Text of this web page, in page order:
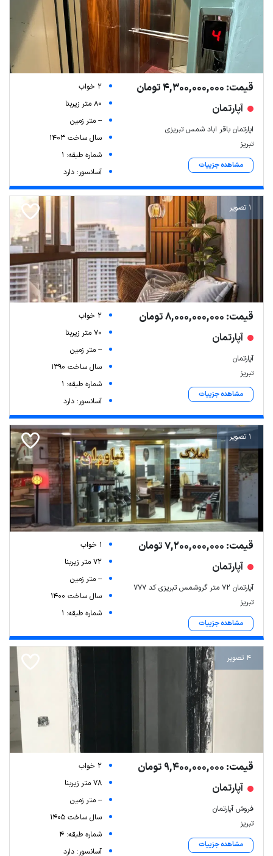
قیمت: 4,300,000,000 تومان
آپارتمان
اپارتمان باقر اباد شمس تبریزی
تبریز
مشاهده جزییات
2 خواب
80 متر زیربنا
-- متر زمین
سال ساخت 1403
شماره طبقه: 1
آسانسور: دارد
1 تصویر
قیمت: 8,000,000,000 تومان
آپارتمان
آپارتمان
تبریز
مشاهده جزییات
2 خواب
70 متر زیربنا
-- متر زمین
سال ساخت 1390
شماره طبقه: 1
آسانسور: دارد
1 تصویر
قیمت: 7,200,000,000 تومان
آپارتمان
آپارتمان 72 متر گروشمس تبریزی کد 777
تبریز
مشاهده جزییات
1 خواب
72 متر زیربنا
-- متر زمین
سال ساخت 1400
شماره طبقه: 1
4 تصویر
قیمت: 9,400,000,000 تومان
آپارتمان
فروش آپارتمان
تبریز
مشاهده جزییات
2 خواب
78 متر زیربنا
-- متر زمین
سال ساخت 1405
شماره طبقه: 4
آسانسور: دارد